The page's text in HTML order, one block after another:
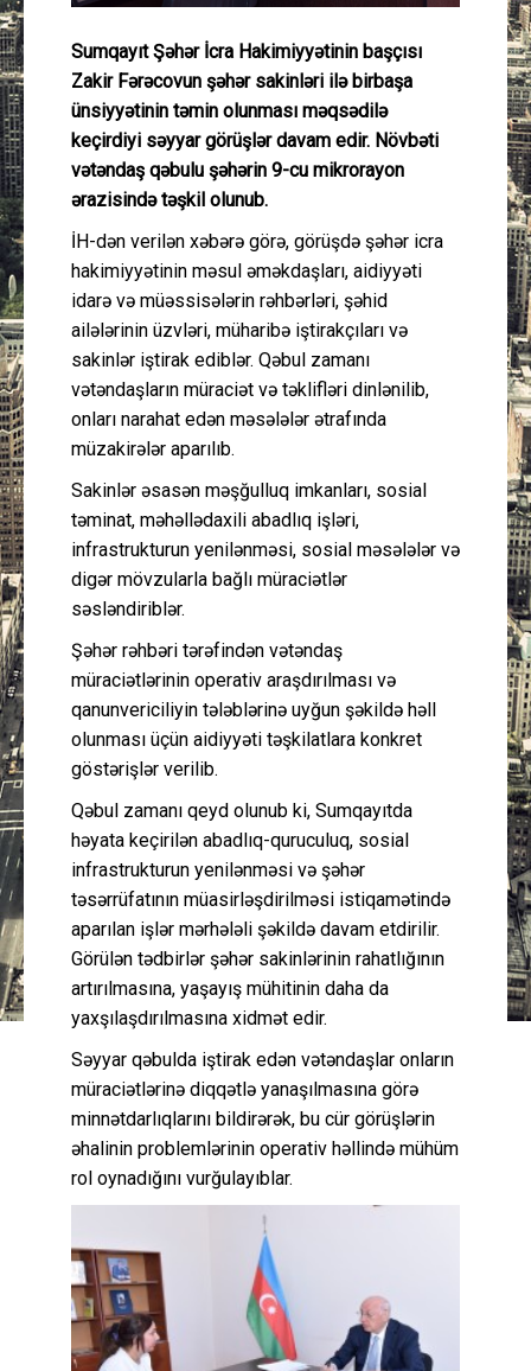
Layihə
Gündəm
Cəmiyyət
Sumqayıt Şəhər İcra Hakimiyyətinin başçısı
Zakir Fərəcovun şəhər sakinləri ilə birbaşa
ünsiyyətinin təmin olunması məqsədilə
keçirdiyi səyyar görüşlər davam edir. Növbəti
vətəndaş qəbulu şəhərin 9-cu mikrorayon
ərazisində təşkil olunub.
İH-dən verilən xəbərə görə, görüşdə şəhər icra
hakimiyyətinin məsul əməkdaşları, aidiyyəti
idarə və müəssisələrin rəhbərləri, şəhid
ailələrinin üzvləri, müharibə iştirakçıları və
sakinlər iştirak ediblər. Qəbul zamanı
vətəndaşların müraciət və təklifləri dinlənilib,
onları narahat edən məsələlər ətrafında
müzakirələr aparılıb.
Sakinlər əsasən məşğulluq imkanları, sosial
təminat, məhəllədaxili abadlıq işləri,
infrastrukturun yenilənməsi, sosial məsələlər və
digər mövzularla bağlı müraciətlər
səsləndiriblər.
Şəhər rəhbəri tərəfindən vətəndaş
müraciətlərinin operativ araşdırılması və
qanunvericiliyin tələblərinə uyğun şəkildə həll
olunması üçün aidiyyəti təşkilatlara konkret
göstərişlər verilib.
Qəbul zamanı qeyd olunub ki, Sumqayıtda
həyata keçirilən abadlıq-quruculuq, sosial
infrastrukturun yenilənməsi və şəhər
təsərrüfatının müasirləşdirilməsi istiqamətində
aparılan işlər mərhələli şəkildə davam etdirilir.
Görülən tədbirlər şəhər sakinlərinin rahatlığının
artırılmasına, yaşayış mühitinin daha da
yaxşılaşdırılmasına xidmət edir.
Səyyar qəbulda iştirak edən vətəndaşlar onların
müraciətlərinə diqqətlə yanaşılmasına görə
minnətdarlıqlarını bildirərək, bu cür görüşlərin
əhalinin problemlərinin operativ həllində mühüm
rol oynadığını vurğulayıblar.